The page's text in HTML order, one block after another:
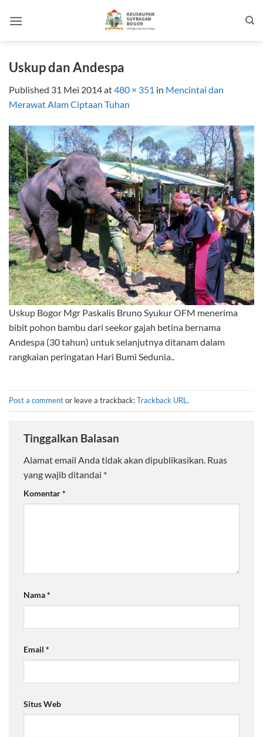
Uskup dan Andespa
Published 31 Mei 2014at480 × 351 in Mencintai dan
Merawat Alam Ciptaan Tuhan
Uskup Bogor Mgr Paskalis Bruno Syukur OFM menerima
bibit pohon bambu dari seekor gajah betina bernama
Andespa (30 tahun) untuk selanjutnya ditanam dalam
rangkaian peringatan Hari Bumi Sedunia..
Post a commentor leave a trackback:Trackback URL.
Tinggalkan Balasan
Alamat email Anda tidak akan dipublikasikan. Ruas
yang wajib ditandai *
Komentar*
Nama*
Email *
Situs Web